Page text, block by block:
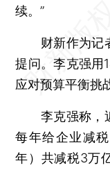
续。”
财新作为记者
提问。李克强用
应对预算平衡挑
李克强称，近
每年给企业减
年）共减税3万